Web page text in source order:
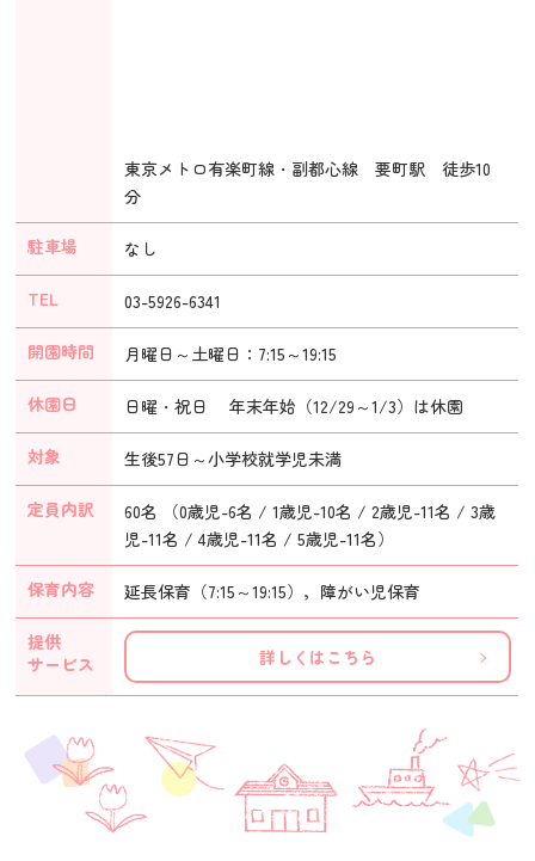
東京メトロ有楽町線・副都心線 要町駅 徒歩10
分
駐車場 なし
TEL 03-5926-6341
開園時間 月曜日～土曜日：7:15～19:15
休園日 日曜・祝日 年末年始（12/29～1/3）は休園
対象 生後57日～小学校就学児未満
定員内訳
60名 （0歳児-6名 / 1歳児-10名 / 2歳児-11名 / 3歳
児-11名 / 4歳児-11名 / 5歳児-11名）
保育内容 延長保育（7:15～19:15），障がい児保育
提供
サービス
詳しくはこちら